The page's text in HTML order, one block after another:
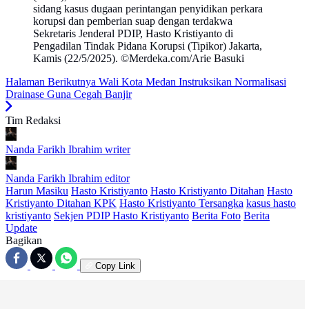
sidang kasus dugaan perintangan penyidikan perkara
korupsi dan pemberian suap dengan terdakwa
Sekretaris Jenderal PDIP, Hasto Kristiyanto di
Pengadilan Tindak Pidana Korupsi (Tipikor) Jakarta,
Kamis (22/5/2025). ©Merdeka.com/Arie Basuki
Halaman Berikutnya Wali Kota Medan Instruksikan Normalisasi
Drainase Guna Cegah Banjir
Tim Redaksi
Nanda Farikh Ibrahim writer
Nanda Farikh Ibrahim editor
Harun Masiku Hasto Kristiyanto Hasto Kristiyanto Ditahan Hasto
Kristiyanto Ditahan KPK Hasto Kristiyanto Tersangka kasus hasto
kristiyanto Sekjen PDIP Hasto Kristiyanto Berita Foto Berita
Update
Bagikan
Copy Link